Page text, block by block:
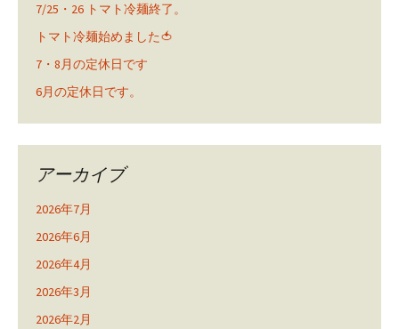
7/25・26 トマト冷麺終了。
トマト冷麺始めました🍅
7・8月の定休日です
6月の定休日です。
アーカイブ
2026年7月
2026年6月
2026年4月
2026年3月
2026年2月